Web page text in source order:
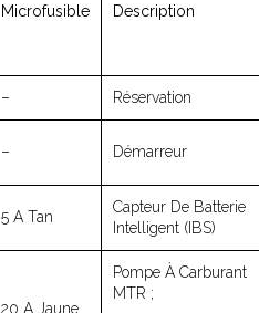
Microfusible Description
– Réservation
– Démarreur
5 A Tan
Capteur De Batterie
Intelligent (IBS)
20 A Jaune
Pompe À Carburant
MTR ;